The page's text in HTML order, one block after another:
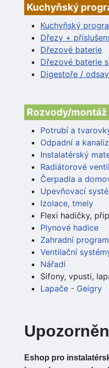
Kuchyňský
Kuchyňský
Dřezy +
Dřezové baterie
Dřezové baterie
Digestoře /
Rozvody/montáž
Potrubí a
Odpadní a
Instalatérský
Radiátorové
Čerpadla a
Upevňovací
Izolace, tmely
Flexi hadičky,
Plynové hadice
Zahradní
Ventilační
Nářadí
Sifony, vpusti,
Lapače - Geigry
Eshop pro